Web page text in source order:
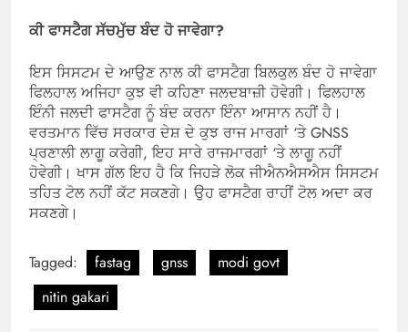
ਕੀ ਫਾਸਟੈਗ ਸੱਚਮੁੱਚ ਬੰਦ ਹੋ ਜਾਵੇਗਾ?
ਇਸ ਸਿਸਟਮ ਦੇ ਆਉਣ ਨਾਲ ਕੀ ਫਾਸਟੈਗ ਬਿਲਕੁਲ ਬੰਦ ਹੋ ਜਾਵੇਗਾ
ਫਿਲਹਾਲ ਅਜਿਹਾ ਕੁਝ ਵੀ ਕਹਿਣਾ ਜਲਦਬਾਜ਼ੀ ਹੋਵੇਗੀ। ਫਿਲਹਾਲ
ਇੰਨੀ ਜਲਦੀ ਫਾਸਟੈਗ ਨੂੰ ਬੰਦ ਕਰਨਾ ਇੰਨਾ ਆਸਾਨ ਨਹੀਂ ਹੈ।
ਵਰਤਮਾਨ ਵਿੱਚ ਸਰਕਾਰ ਦੇਸ਼ ਦੇ ਕੁਝ ਰਾਜ ਮਾਰਗਾਂ ‘ਤੇ GNSS
ਪ੍ਰਣਾਲੀ ਲਾਗੂ ਕਰੇਗੀ, ਇਹ ਸਾਰੇ ਰਾਜਮਾਰਗਾਂ ‘ਤੇ ਲਾਗੂ ਨਹੀਂ
ਹੋਵੇਗੀ। ਖਾਸ ਗੱਲ ਇਹ ਹੈ ਕਿ ਜਿਹੜੇ ਲੋਕ ਜੀਐਨਐਸਐਸ ਸਿਸਟਮ
ਤਹਿਤ ਟੋਲ ਨਹੀਂ ਕੱਟ ਸਕਣਗੇ। ਉਹ ਫਾਸਟੈਗ ਰਾਹੀਂ ਟੋਲ ਅਦਾ ਕਰ
ਸਕਣਗੇ।
Tagged: fastag gnss
modi govt
nitin gakari